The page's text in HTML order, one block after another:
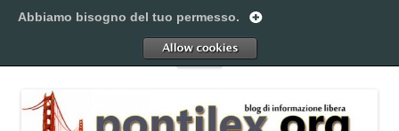
al
Pontilex
Menu
Abbiamo bisogno del tuo permesso.